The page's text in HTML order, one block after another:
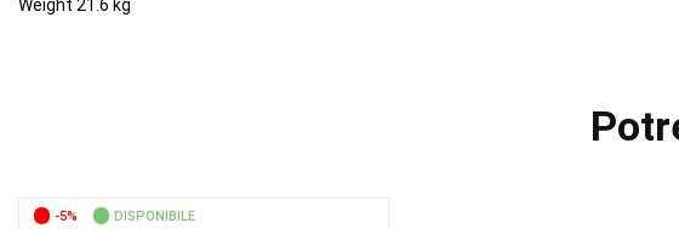
Weight 21.6 kg
-5% DISPONIBILE